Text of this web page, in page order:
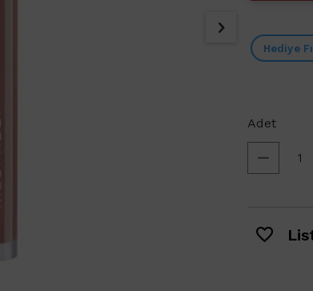
Hediye
Adet